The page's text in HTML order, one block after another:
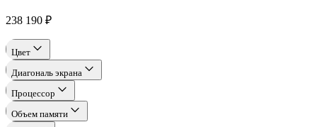
238 190 ₽
Цвет
Диагональ экрана
Процессор
Объем памяти